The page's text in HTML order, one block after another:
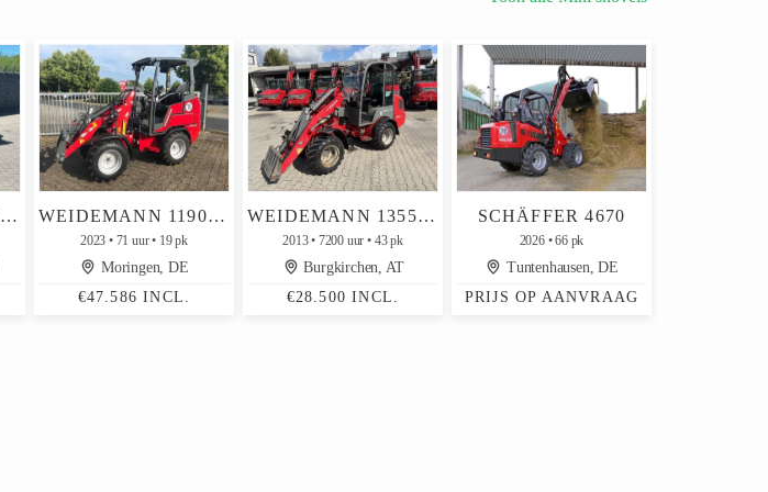
WEIDEMANN HOFTRAC 1390 WEIDEMANN 1190 E "ELEKTRO"
2023 71 uur 19 pk
Moringen, DE
€47.586 INCL.
WEIDEMANN 1355CX45 MIT KABINE 3,2M HUBHÖHE
2013 7200 uur 43 pk
Burgkirchen, AT
€28.500 INCL.
SCHÄFFER 4670
2026 66 pk
Tuntenhausen, DE
PRIJS OP AANVRAAG